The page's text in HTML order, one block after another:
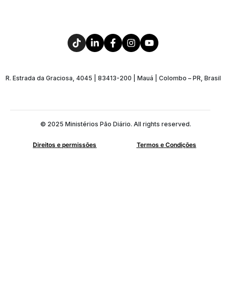
R. Estrada da Graciosa, 4045 | 83413-200 | Mauá | Colombo – PR, Brasil
© 2025 Ministérios Pão Diário. All rights reserved.
Direitos e permissões Termos e Condições